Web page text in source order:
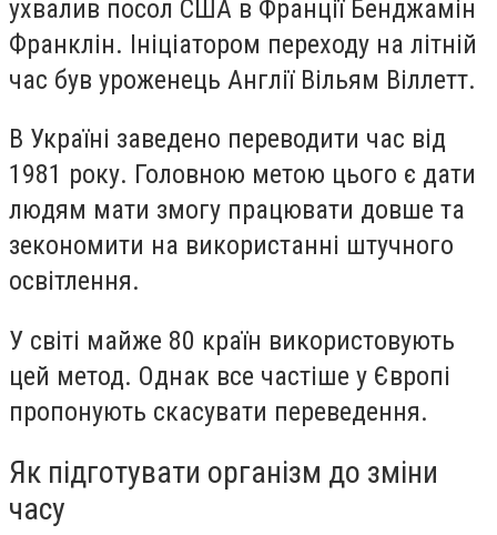
ухвалив посол США в Франції Бенджамін
Франклін. Ініціатором переходу на літній
час був уроженець Англії Вільям Віллетт.
В Україні заведено переводити час від
1981 року. Головною метою цього є дати
людям мати змогу працювати довше та
зекономити на використанні штучного
освітлення.
У світі майже 80 країн використовують
цей метод. Однак все частіше у Європі
пропонують скасувати переведення.
Як підготувати організм до зміни
часу